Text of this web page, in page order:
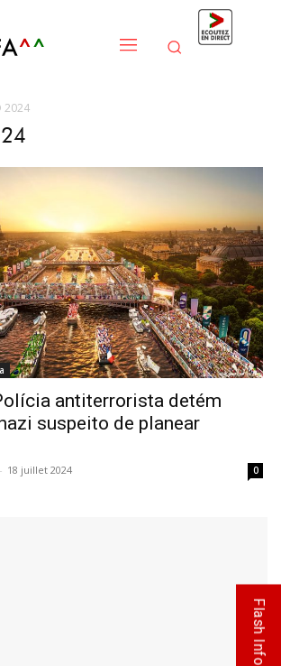
2024
antiterrorista detém
suspeito de planear
- 18 juillet 2024 0
Flash Info